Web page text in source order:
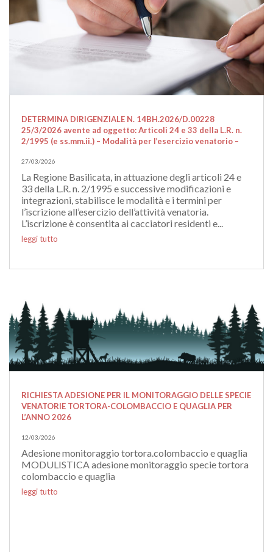
DETERMINA DIRIGENZIALE N. 14BH.2026/D.00228
25/3/2026 avente ad oggetto: Articoli 24 e 33 della L.R. n.
2/1995 (e ss.mm.ii.) – Modalità per l’esercizio venatorio –
27/03/2026
La Regione Basilicata, in attuazione degli articoli 24 e
33 della L.R. n. 2/1995 e successive modificazioni e
integrazioni, stabilisce le modalità e i termini per
l’iscrizione all’esercizio dell’attività venatoria.
L’iscrizione è consentita ai cacciatori residenti e...
leggi tutto
RICHIESTA ADESIONE PER IL MONITORAGGIO DELLE SPECIE
VENATORIE TORTORA-COLOMBACCIO E QUAGLIA PER
L’ANNO 2026
12/03/2026
Adesione monitoraggio tortora.colombaccio e quaglia
MODULISTICA adesione monitoraggio specie tortora
colombaccio e quaglia
leggi tutto